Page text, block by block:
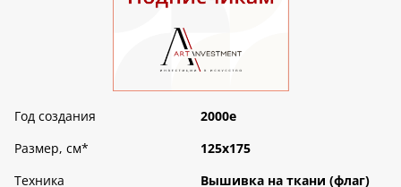
Год создания
2000е
Размер, см*
125х175
Техника
Вышивка на ткани (флаг)